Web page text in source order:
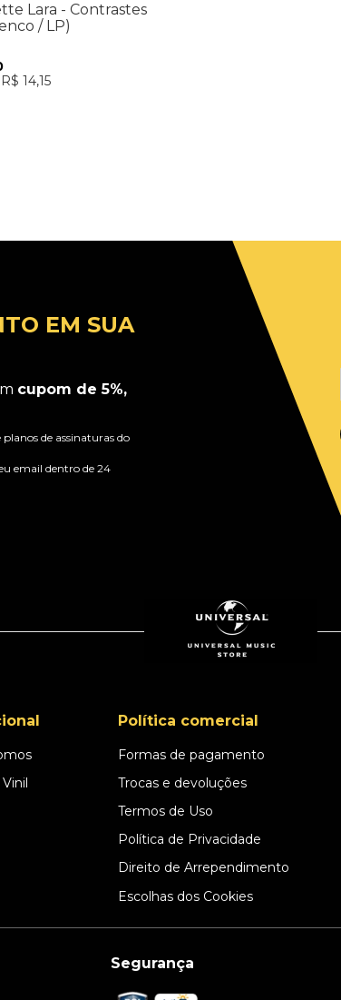
Lara - Contrastes
/ LP)
R$ 14,15
EM SUA
cupom de 5%,
de assinaturas do
email dentro de 24
Política comercial
Formas de pagamento
Trocas e devoluções
Termos de Uso
Política de Privacidade
Direito de Arrependimento
Escolhas dos Cookies
Segurança